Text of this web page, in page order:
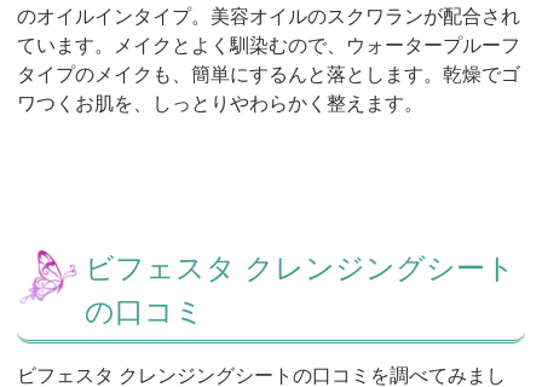
のオイルインタイプ。美容オイルのスクワランが配合され
ています。メイクとよく馴染むので、ウォータープルーフ
タイプのメイクも、簡単にするんと落とします。乾燥でゴ
ワつくお肌を、しっとりやわらかく整えます。
ビフェスタ クレンジングシート
の口コミ
ビフェスタ クレンジングシートの口コミを調べてみまし